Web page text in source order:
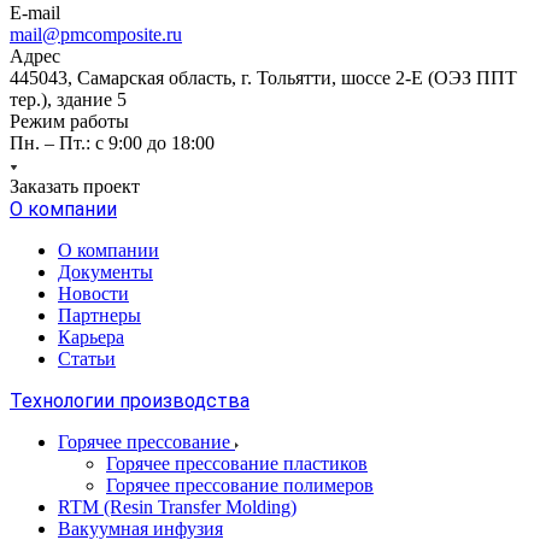
E-mail
mail@pmcomposite.ru
Адрес
445043, Самарская область, г. Тольятти, шоссе 2-Е (ОЭЗ ППТ
тер.), здание 5
Режим работы
Пн. – Пт.: с 9:00 до 18:00
Заказать проект
О компании
О компании
Документы
Новости
Партнеры
Карьера
Статьи
Технологии производства
Горячее прессование
Горячее прессование пластиков
Горячее прессование полимеров
RTM (Resin Transfer Molding)
Вакуумная инфузия